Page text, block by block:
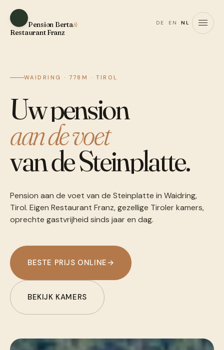
Pension Berta&
Restaurant Franz
DE EN NL
WAIDRING · 778M · TIROL
Uw pension
aan de voet
van de Steinplatte.
Pension aan de voet van de Steinplatte in Waidring,
Tirol. Eigen Restaurant Franz, gezellige Tiroler kamers,
oprechte gastvrijheid sinds jaar en dag.
BESTE PRIJS ONLINE →
BEKIJK KAMERS